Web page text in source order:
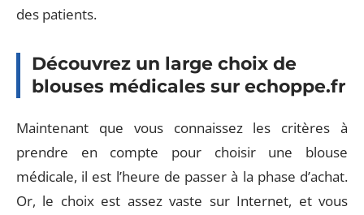
des patients.
Découvrez un large choix de
blouses médicales sur echoppe.fr
Maintenant que vous connaissez les critères à
prendre en compte pour choisir une blouse
médicale, il est l’heure de passer à la phase d’achat.
Or, le choix est assez vaste sur Internet, et vous